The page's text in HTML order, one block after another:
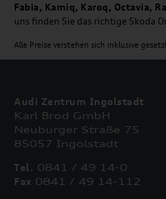
Fabia, Kamiq, Karoq, Octavia,
uns finden Sie das richtige Skoda
Alle Preise verstehen sich inklusive
Audi Zentrum Ingolstadt
Karl Brod GmbH
Neuburger Straße 75
85057 Ingolstadt
Tel. 0841 / 49 14-0
Fax 0841 / 49 14-112